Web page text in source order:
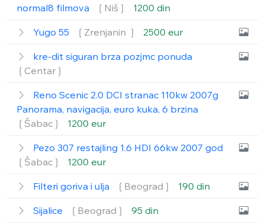
normal8 filmova
❲Niš❳ 1200 din
Yugo 55 ❲Zrenjanin ❳ 2500 eur
kre-dit siguran brza pozjmc ponuda
❲Centar❳
Reno Scenic 2.0 DCI stranac 110kw 2007g
Panorama, navigacija, euro kuka, 6 brzina
❲Šabac❳
1200 eur
Pezo 307 restajling 1.6 HDI 66kw 2007 god
❲Šabac❳
1200 eur
Filteri goriva i ulja ❲Beograd❳ 190 din
Sijalice ❲Beograd❳ 95 din